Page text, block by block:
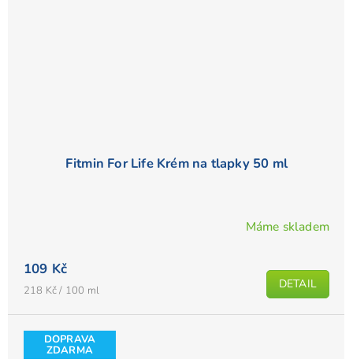
Fitmin For Life Krém na tlapky 50 ml
Máme skladem
109 Kč
Měrná
218 Kč / 100 ml DETAIL
DOPRAVA
ZDARMA